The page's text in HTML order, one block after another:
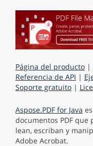
Página del producto |
Referencia de API |
Soporte gratuito |
Aspose.PDF for Java
documentos PDF que
lean, escriban y
Adobe Acrobat.